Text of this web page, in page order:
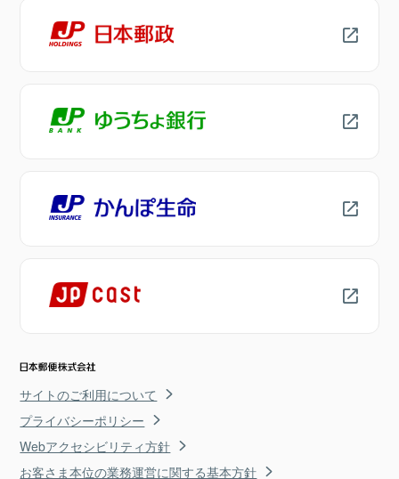
サイトのご利用について
プライバシーポリシー
Webアクセシビリティ方針
お客さま本位の業務運営に関する基本方針